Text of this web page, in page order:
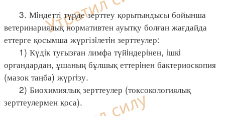
3. Мiндетті түрде зерттеу қорытындысы бойынша
ветеринариялық нормативтен ауытқу болған жағдайда
еттерге қосымша жүргізiлетiн зерттеулер:
1) Күдiк туғызған лимфа түйiндерiнен, iшкi
органдардан, ұшаның бұлшық еттерiнен бактериоскопия
(мазок таңба) жүргiзу.
2) Биохимиялық зерттеулер (токсокологиялық
зерттеулермен қоса).